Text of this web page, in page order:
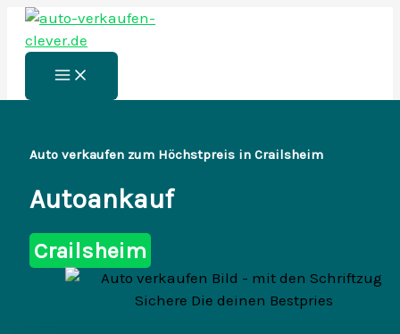
Zum
Inhalt
springen
Main
Menu
Auto verkaufen zum Höchstpreis in Crailsheim
Autoankauf
Crailsheim